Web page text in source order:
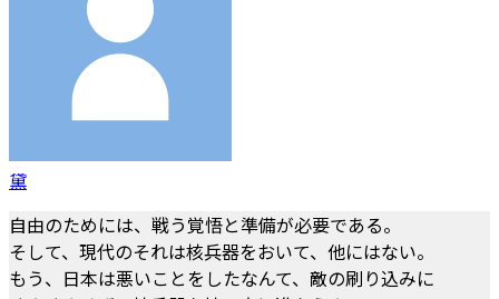
黛
自由のためには、戦う覚悟と準備が必要である。
そして、現代のそれは核兵器をおいて、他にはない。
もう、日本は悪いことをしたなんて、敵の刷り込みに